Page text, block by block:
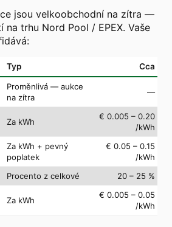
jsou velkoobchodní na zítra —
trhu Nord Pool / EPEX. Vaše
Typ Cca
Proměnlivá — aukce
na zítra
—
Za kWh
€ 0.005 – 0.20
/kWh
Za kWh + pevný
poplatek
€ 0.05 – 0.15
/kWh
Procento z celkové 20 – 25 %
Za kWh
€ 0.005 – 0.05
/kWh